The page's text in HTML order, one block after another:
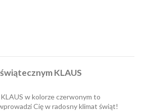
KLAUS
KLAUS w kolorze czerwonym to
Cię w radosny klimat świąt!